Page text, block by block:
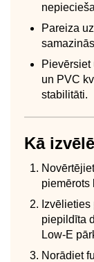
Pareiza
un PVC
stabilitāti.
Kā
piemērots
piepildīta
Low-E
Norādiet